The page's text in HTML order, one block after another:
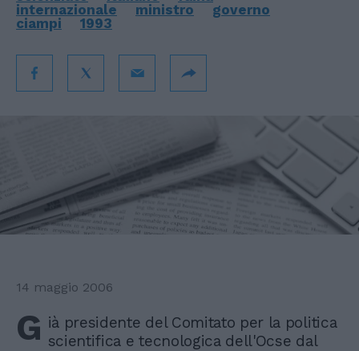
internazionale
ministro
governo
ciampi
1993
14 maggio 2006
G ià presidente del Comitato per la politica
scientifica e tecnologica dell'Ocse dal